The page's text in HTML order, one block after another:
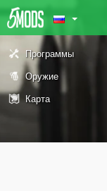
Программы
Оружие
Карта